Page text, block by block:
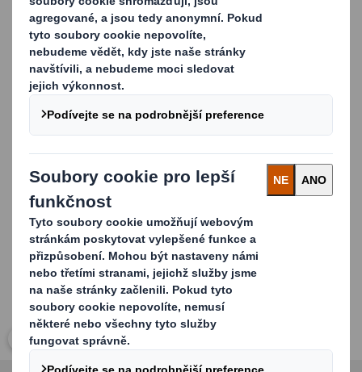
manipulaci
Ochranné prvky proti padělání: mechanizované
uzávěry, lepené spoje, drážky, zavírací klapky,
předřezy, spony a pásky
Konzistentní a spolehlivá kvalita a dodávky
celostátně i mezinárodně
100% recyklované nebo 100% recyklovatelné obaly
šetrné k životnímu prostředí
Carousel. Use previous and next buttons to move
Kliknutím zobrazíte obrázek